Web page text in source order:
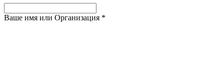
Ваше имя или Организация *